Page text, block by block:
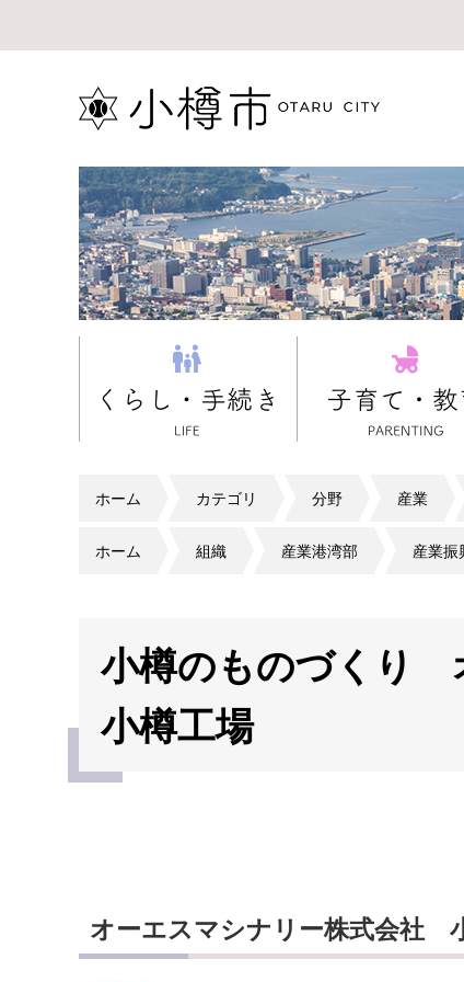
ホーム カテゴリ 分野 産業
ホーム 組織 産業港湾部 産業振
小樽のものづくり
小樽工場
オーエスマシナリー株式会社